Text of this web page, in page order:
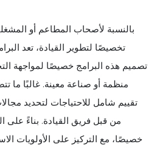
بالنسبة لأصحاب المطاعم أو
تخصيصًا لتطوير القيادة، تعد
تصميم هذه البرامج خصيصًا لمواجهة
منظمة أو صناعة معينة. غالبًا ما
تقييم شامل للاحتياجات لتحديد
من قبل فريق القيادة. بناءً على
خصيصًا، مع التركيز على الأولويات